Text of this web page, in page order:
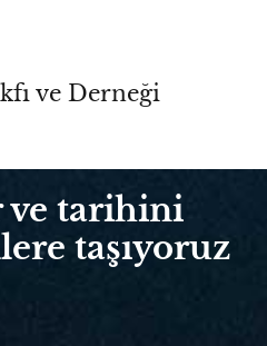
ve Derneği
ve tarihini
taşıyoruz